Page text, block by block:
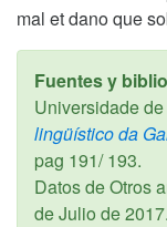
mal et dano que
Fuentes y
Universidade
lingüístico da
pag 191/ 193.
Datos de Otros
de Julio de 2017.